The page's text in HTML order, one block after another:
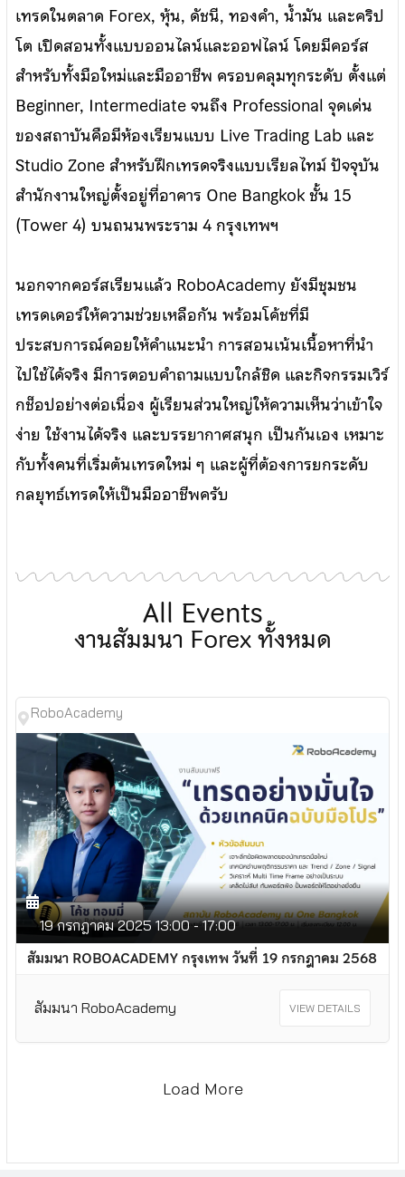
เทรดในตลาด Forex, หุ้น, ดัชนี, ทองคำ, น้ำมัน และคริป
โต เปิดสอนทั้งแบบออนไลน์และออฟไลน์ โดยมีคอร์ส
สำหรับทั้งมือใหม่และมืออาชีพ ครอบคลุมทุกระดับ ตั้งแต่
Beginner, Intermediate จนถึง Professional จุดเด่น
ของสถาบันคือมีห้องเรียนแบบ Live Trading Lab และ
Studio Zone สำหรับฝึกเทรดจริงแบบเรียลไทม์ ปัจจุบัน
สำนักงานใหญ่ตั้งอยู่ที่อาคาร One Bangkok ชั้น 15
(Tower 4) บนถนนพระราม 4 กรุงเทพฯ
นอกจากคอร์สเรียนแล้ว RoboAcademy ยังมีชุมชน
เทรดเดอร์ให้ความช่วยเหลือกัน พร้อมโค้ชที่มี
ประสบการณ์คอยให้คำแนะนำ การสอนเน้นเนื้อหาที่นำ
ไปใช้ได้จริง มีการตอบคำถามแบบใกล้ชิด และกิจกรรมเวิร์
กช็อปอย่างต่อเนื่อง ผู้เรียนส่วนใหญ่ให้ความเห็นว่าเข้าใจ
ง่าย ใช้งานได้จริง และบรรยากาศสนุก เป็นกันเอง เหมาะ
กับทั้งคนที่เริ่มต้นเทรดใหม่ ๆ และผู้ที่ต้องการยกระดับ
กลยุทธ์เทรดให้เป็นมืออาชีพครับ
All Events
งานสัมมนา Forex ทั้งหมด
RoboAcademy
19 กรกฎาคม 2025 13:00 - 17:00
สัมมนา ROBOACADEMY กรุงเทพ วันที่ 19 กรกฎาคม 2568
สัมมนา RoboAcademy VIEW DETAILS
Load More